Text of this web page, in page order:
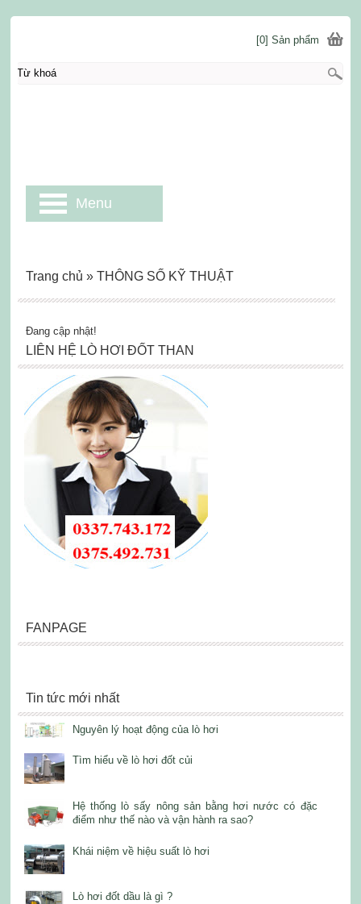
Đang cập nhật!
Trang chủ » THÔNG SỐ KỸ THUẬT
LIÊN HỆ LÒ HƠI ĐỐT THAN
FANPAGE
Tin tức mới nhất
Nguyên lý hoạt động của lò hơi
Tìm hiểu về lò hơi đốt củi
Hệ thống lò sấy nông sản bằng hơi nước có đặc
điểm như thế nào và vận hành ra sao?
Khái niệm về hiệu suất lò hơi
Lò hơi đốt dầu là gì ?
[0] Sản phẩm
Menu